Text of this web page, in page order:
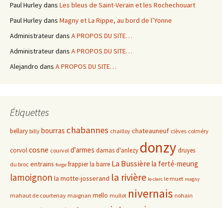
Paul Hurleydans Les bleus de Saint-Verain et les Rochechouart
Paul Hurleydans Magny et La Rippe, au bord de l’Yonne
Administrateurdans A PROPOS DU SITE…
Administrateurdans A PROPOS DU SITE…
Alejandro dans A PROPOS DU SITE…
Étiquettes
bellary billy bourras chabannes chailloy chateauneuf clèves colméry
corvolcosne courvol d'armes damas d'anlezy donzydruyes
du broc entrains forge frappierla barre La Bussière la ferté-meung
lamoignon la motte-josserand la rivière le clerc le muet magny
mahaut de courtenay maignan mello mullot nivernais nohain